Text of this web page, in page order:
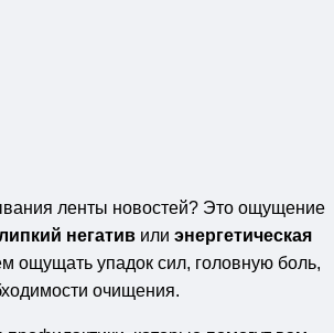
ленты новостей? Это ощущение
негатив или энергетическая
ощущать упадок сил, головную боль,
очищения.